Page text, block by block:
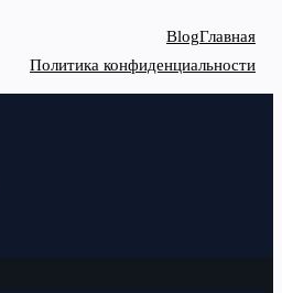
BlogГлавная
Политика конфиденциальности